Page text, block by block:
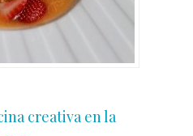
creativa en la